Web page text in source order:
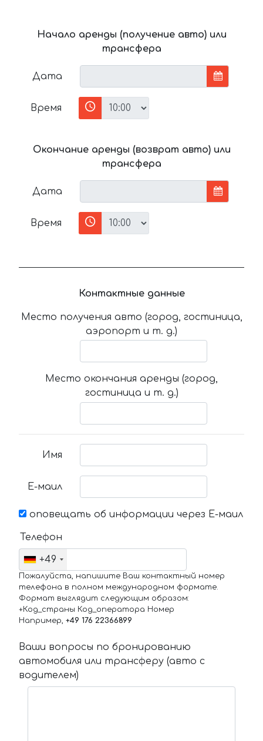
Начало аренды (получение авто) или
трансфера
Дата
Время
Окончание аренды (возврат авто) или
трансфера
Дата
Время
Контактные данные
Место получения авто (город, гостиница,
аэропорт и т. д.)
Место окончания аренды (город,
гостиница и т. д.)
Имя
Е-маил
оповещать об информации через Е-маил
Телефон
+49
Пожалуйста, напишите Ваш контактный номер
телефона в полном международном формате.
Формат выглядит следующим образом:
+Код_страны Код_оператора Номер
Например, +49 176 22366899
Ваши вопросы по бронированию
автомобиля или трансферу (авто с
водителем)